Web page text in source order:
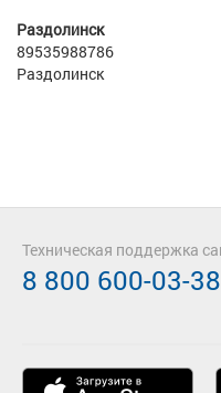
Раздолинск
89535988786
Раздолинск
Техническая поддержка
8 800 600-03-38